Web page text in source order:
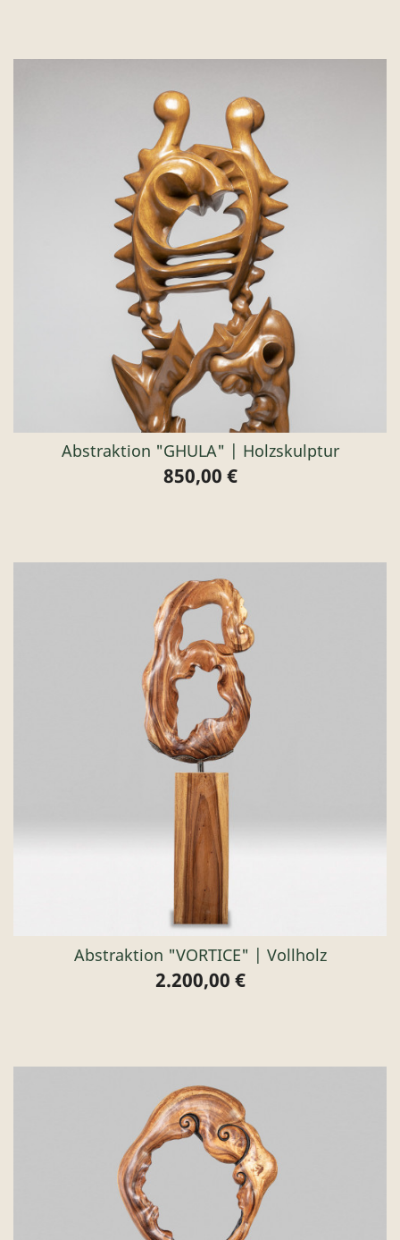
Abstraktion "GHULA" | Holzskulptur
Preis
850,00 €
Abstraktion "VORTICE" | Vollholz
Preis
2.200,00 €